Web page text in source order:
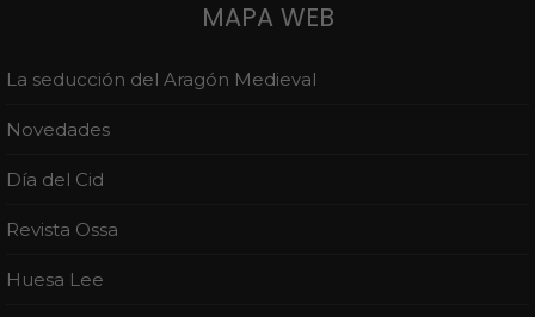
MAPA WEB
La seducción del Aragón Medieval
Novedades
Día del Cid
Revista Ossa
Huesa Lee